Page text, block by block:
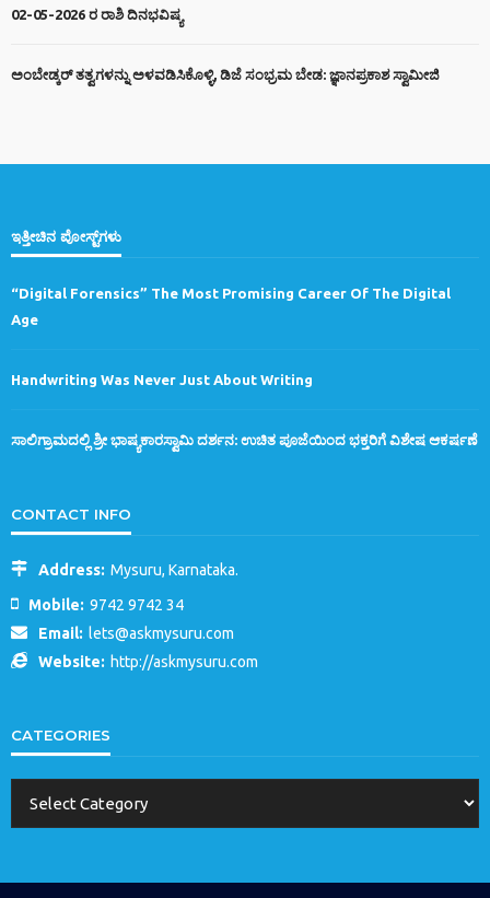
02-05-2026 ರ ರಾಶಿ ದಿನಭವಿಷ್ಯ
ಅಂಬೇಡ್ಕರ್ ತತ್ವಗಳನ್ನು ಅಳವಡಿಸಿಕೊಳ್ಳಿ, ಡಿಜೆ ಸಂಭ್ರಮ ಬೇಡ: ಜ್ಞಾನಪ್ರಕಾಶ ಸ್ವಾಮೀಜಿ
ಇತ್ತೀಚಿನ ಪೋಸ್ಟ್‌ಗಳು
“Digital Forensics” The Most Promising Career Of The Digital
Age
Handwriting Was Never Just About Writing
ಸಾಲಿಗ್ರಾಮದಲ್ಲಿ ಶ್ರೀ ಭಾಷ್ಯಕಾರಸ್ವಾಮಿ ದರ್ಶನ: ಉಚಿತ ಪೂಜೆಯಿಂದ ಭಕ್ತರಿಗೆ ವಿಶೇಷ ಆಕರ್ಷಣೆ
CONTACT INFO
Address: Mysuru, Karnataka.
Mobile: 9742 9742 34
Email: lets@askmysuru.com
Website: http://askmysuru.com
CATEGORIES